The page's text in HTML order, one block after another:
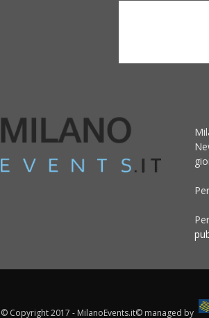
© Copyright 2017 - MilanoEvents.it© managed by